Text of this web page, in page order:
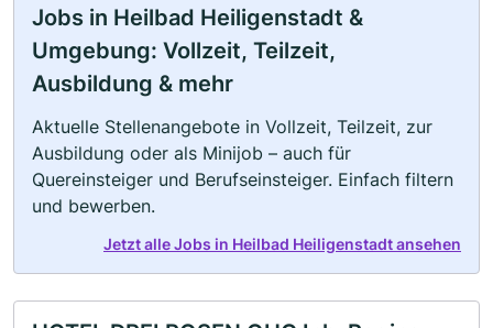
Jobs in Heilbad Heiligenstadt &
Umgebung: Vollzeit, Teilzeit,
Ausbildung & mehr
Aktuelle Stellenangebote in Vollzeit, Teilzeit, zur
Ausbildung oder als Minijob – auch für
Quereinsteiger und Berufseinsteiger. Einfach filtern
und bewerben.
Jetzt alle Jobs in Heilbad Heiligenstadt ansehen